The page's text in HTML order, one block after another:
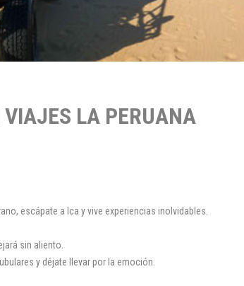
LA PERUANA
escápate a Ica y vive experiencias inolvidables.
sin aliento.
y déjate llevar por la emoción.